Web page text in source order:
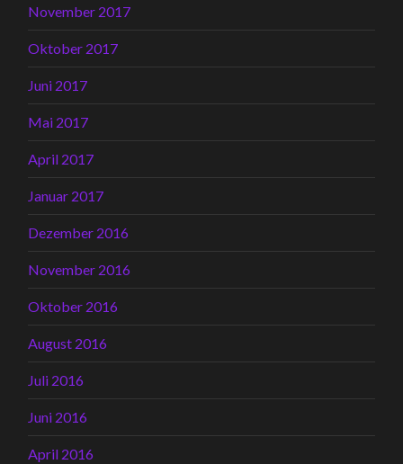
November 2017
Oktober 2017
Juni 2017
Mai 2017
April 2017
Januar 2017
Dezember 2016
November 2016
Oktober 2016
August 2016
Juli 2016
Juni 2016
April 2016